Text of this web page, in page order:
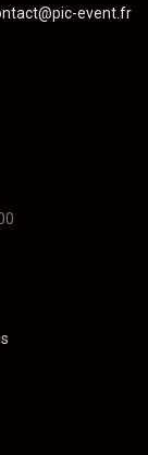
event.fr